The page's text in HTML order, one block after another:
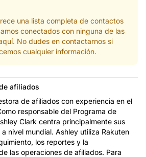
una lista completa de contactos
conectados con ninguna de las
No dudes en contactarnos si
cualquier información.
afiliados
de afiliados con experiencia en el
responsable del Programa de
Clark centra principalmente sus
nivel mundial. Ashley utiliza Rakuten
los reportes y la
las operaciones de afiliados. Para